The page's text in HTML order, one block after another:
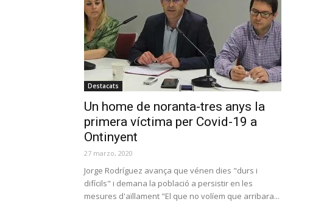
Destacats
Un home de noranta-tres anys la
primera víctima per Covid-19 a
Ontinyent
27 marzo, 2020
Jorge Rodríguez avança que vénen dies "durs i
difícils" i demana la població a persistir en les
mesures d'aïllament "El que no volíem que arribara...